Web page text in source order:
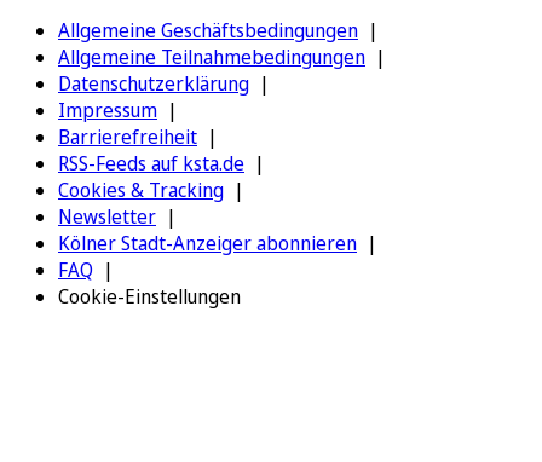
Allgemeine Geschäftsbedingungen
Allgemeine Teilnahmebedingungen
Datenschutzerklärung
Impressum
Barrierefreiheit
RSS-Feeds auf ksta.de
Cookies & Tracking
Newsletter
Kölner Stadt-Anzeiger abonnieren
FAQ
Cookie-Einstellungen